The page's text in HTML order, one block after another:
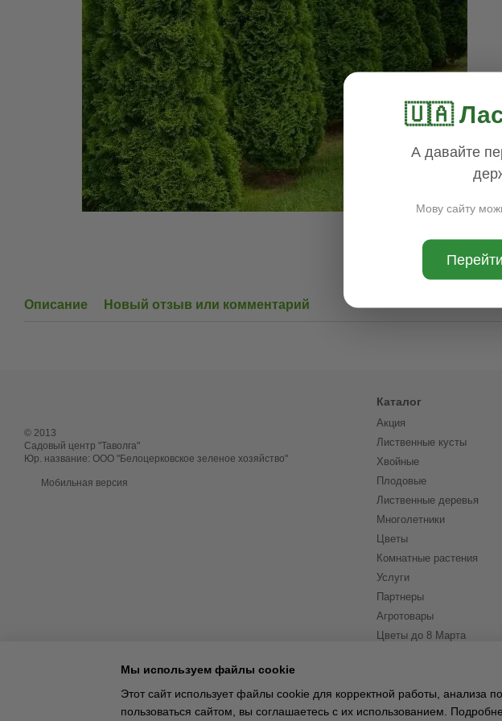
Описание Новый отзыв или комментарий
© 2013
Садовый центр "Таволга"
Юр. название: ООО "Белоцерковское зеленое хозяйство"
Мобильная версия
Каталог
Акция
Лиственные кусты
Хвойные
Плодовые
Лиственные деревья
Многолетники
Цветы
Комнатные растения
Услуги
Партнеры
Агротовары
Цветы до 8 Марта
Мы используем файлы cookie
Этот сайт использует файлы cookie для корректной работы, анализа
пользоваться сайтом, вы соглашаетесь с их использованием.
🇺🇦
А давайте
Мову сайту
Перейти